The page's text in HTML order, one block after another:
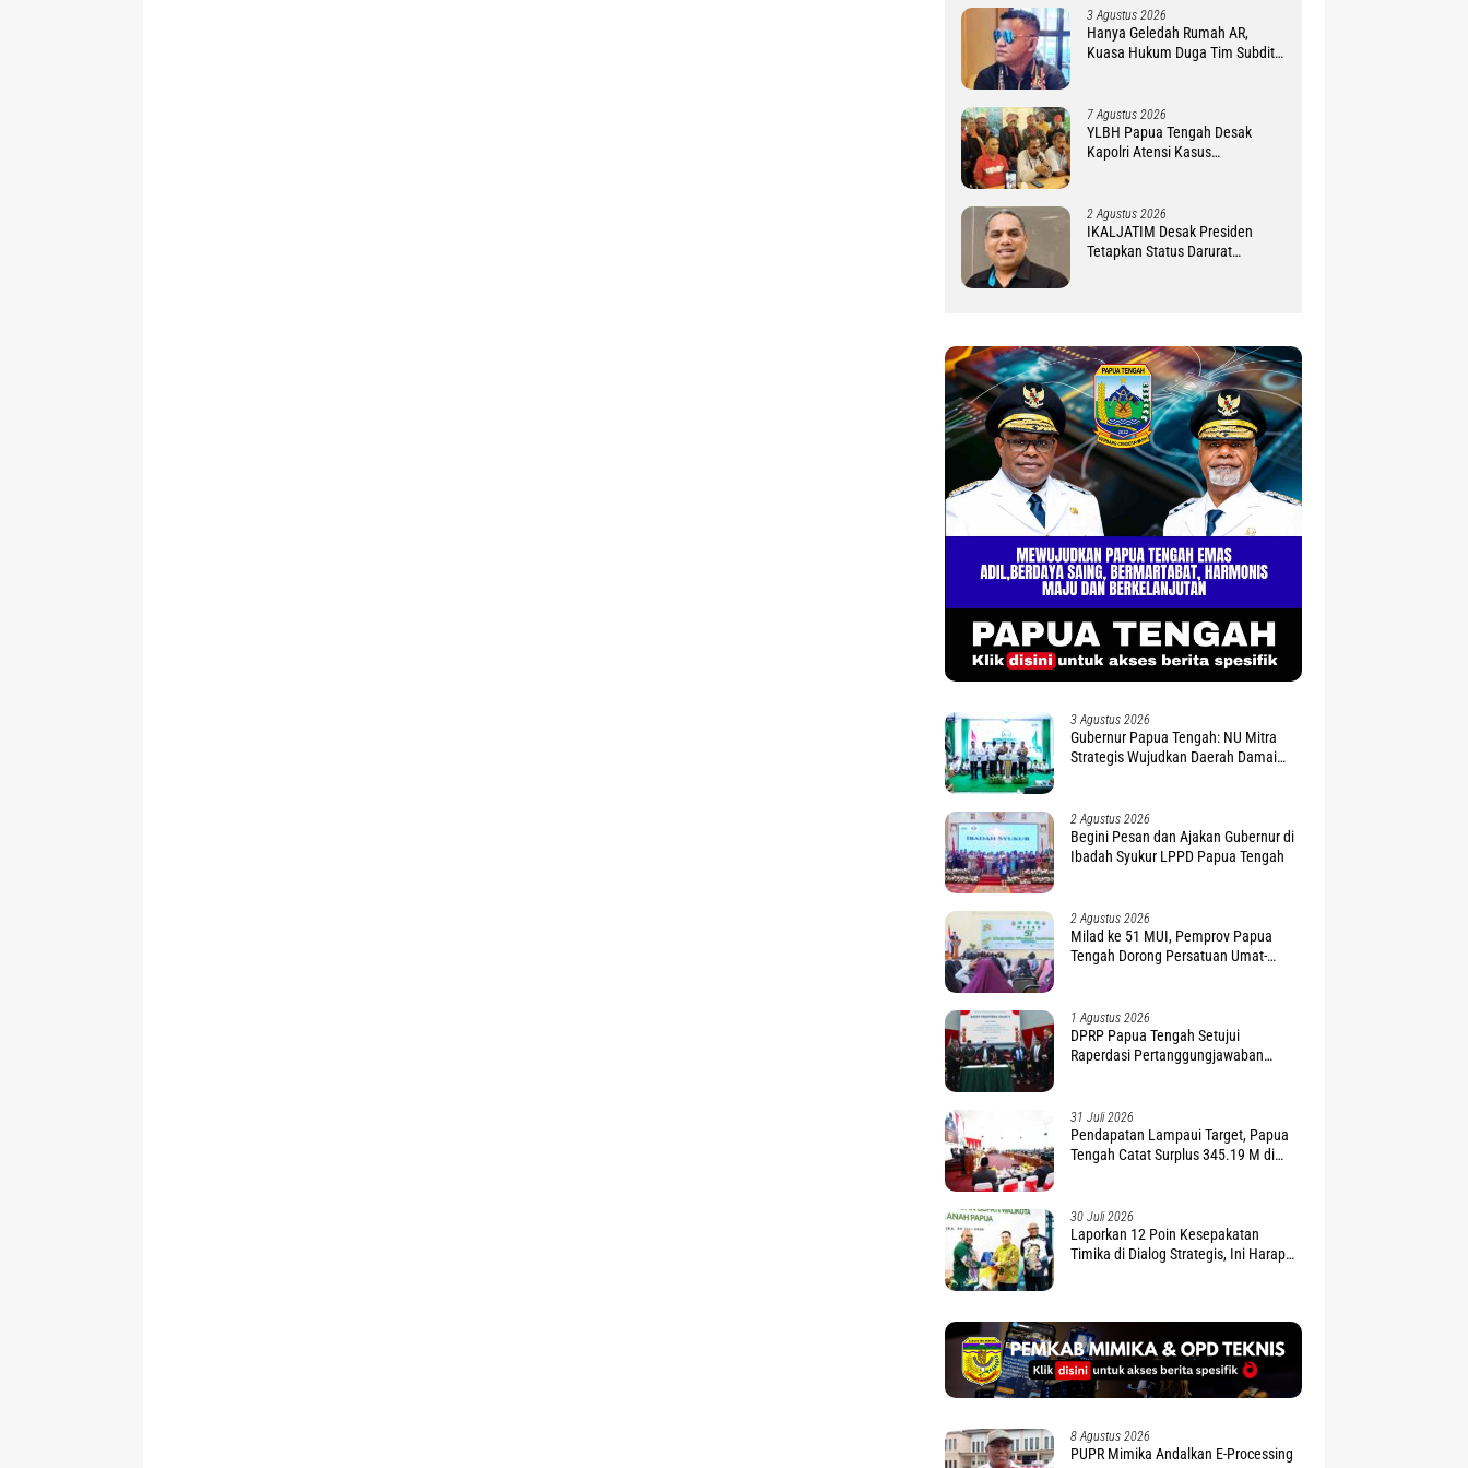
3 Agustus 2026
Hanya Geledah Rumah AR,
Kuasa Hukum Duga Tim Subdit
7 Agustus 2026
YLBH Papua Tengah Desak
Kapolri Atensi Kasus
2 Agustus 2026
IKALJATIM Desak Presiden
Tetapkan Status Darurat
3 Agustus 2026
Gubernur Papua Tengah: NU Mitra
Strategis Wujudkan Daerah Damai
2 Agustus 2026
Begini Pesan dan Ajakan Gubernur di
Ibadah Syukur LPPD Papua Tengah
2 Agustus 2026
Milad ke 51 MUI, Pemprov Papua
Tengah Dorong Persatuan Umat-
1 Agustus 2026
DPRP Papua Tengah Setujui
Raperdasi Pertanggungjawaban
31 Juli 2026
Pendapatan Lampaui Target, Papua
Tengah Catat Surplus 345.19 M di
30 Juli 2026
Laporkan 12 Poin Kesepakatan
Timika di Dialog Strategis, Ini Harapan
8 Agustus 2026
PUPR Mimika Andalkan E-Processing